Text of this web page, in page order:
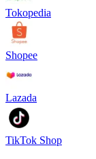
Tokopedia
Shopee
Lazada
TikTok Shop